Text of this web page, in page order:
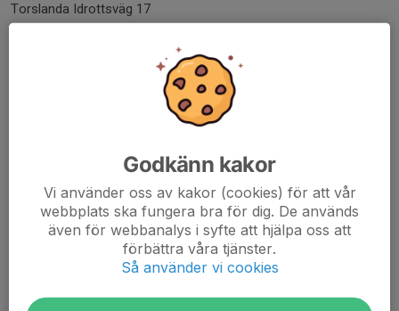
Torslanda Idrottsväg 17
423 32 Torslanda
Kommentarer
Godkänn kakor
Vi använder oss av kakor (cookies) för att vår
webbplats ska fungera bra för dig. De används
även för webbanalys i syfte att hjälpa oss att
förbättra våra tjänster.
Så använder vi cookies